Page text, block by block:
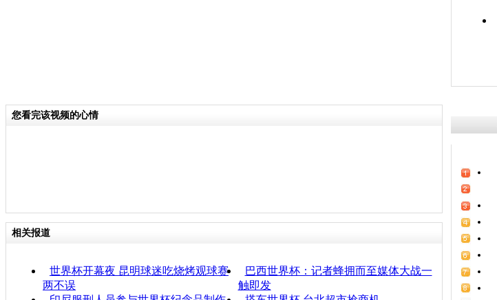
您看完该视频的心情
相关报道
世界杯开幕夜 昆明球迷吃烧烤观球赛
两不误
巴西世界杯：记者蜂拥而至媒体大战一
触即发